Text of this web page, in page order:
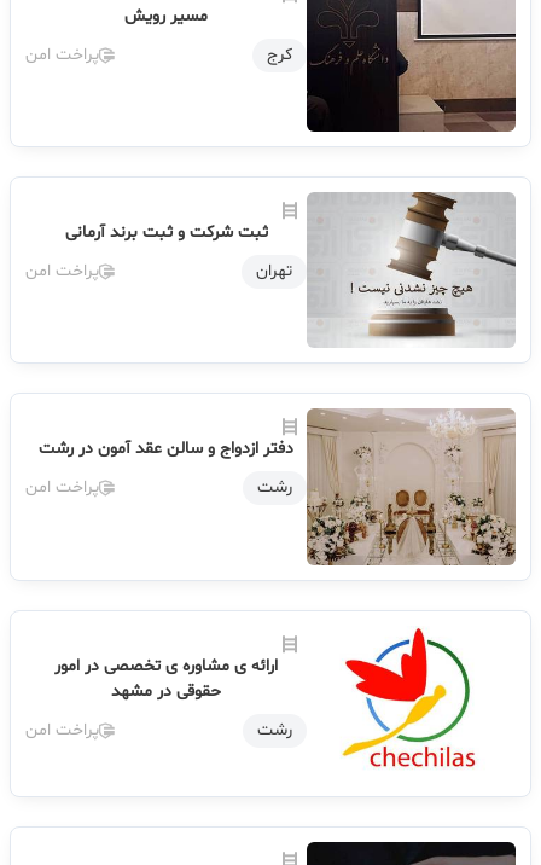
مسیر رویش
کرج
پراخت امن
ثبت شرکت و ثبت برند آرمانی
تهران
پراخت امن
دفتر ازدواج و سالن عقد آمون در رشت
رشت
پراخت امن
ارائه ی مشاوره ی تخصصی در امور
حقوقی در مشهد
رشت
پراخت امن